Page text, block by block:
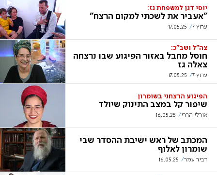
יוסי דגן למשפחת גז:
"אעביר את לשכתי למקום הרצח"
ערוץ 7 17.05.25
צה"ל ושב"כ:
חוסל מחבל באזור הפיגוע שבו נרצחה
צאלה גז
ערוץ 7 17.05.25
הפיגוע הרצחני בשומרון
שיפור קל במצב התינוק שיולד
אורלי הררי 16.05.25
המכתב של ראש ישיבת ההסדר שבי
שומרון לאלוף
דביר עמר 16.05.25